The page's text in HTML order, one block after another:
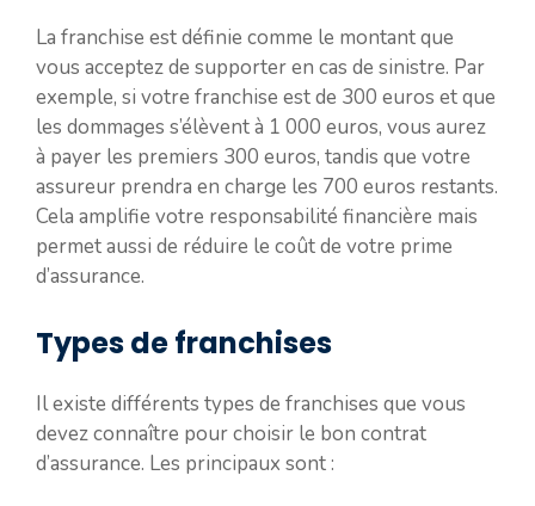
La franchise est définie comme le montant que
vous acceptez de supporter en cas de sinistre. Par
exemple, si votre franchise est de 300 euros et que
les dommages s’élèvent à 1 000 euros, vous aurez
à payer les premiers 300 euros, tandis que votre
assureur prendra en charge les 700 euros restants.
Cela amplifie votre responsabilité financière mais
permet aussi de réduire le coût de votre prime
d’assurance.
Types de franchises
Il existe différents types de franchises que vous
devez connaître pour choisir le bon contrat
d’assurance. Les principaux sont :